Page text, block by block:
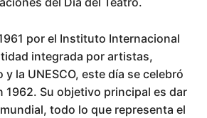
por el Instituto Internacional
integrada por artistas,
la UNESCO, este día se celebró
1962. Su objetivo principal es dar
todo lo que representa el